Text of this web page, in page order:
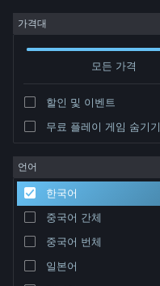
로그인
커뮤니티
정보
지원
언어 변경
Steam 모바일 앱 다운로드
가격대
모든 가격
할인 및 이벤트
무료 플레이 게임 숨기기
언어
한국어
중국어 간체
중국어 번체
일본어
개발자: Remancer
정렬 기준 연관성